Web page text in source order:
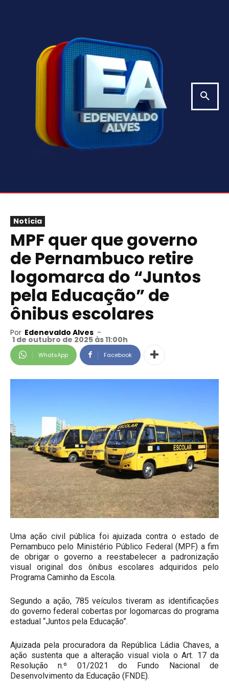
Notícia
MPF quer que governo
de Pernambuco retire
logomarca do “Juntos
pela Educação” de
ônibus escolares
Por Edenevaldo Alves -
1 de outubro de 2025 às 11:00h
WhatsApp Facebook
Uma ação civil pública foi ajuizada contra o estado de
Pernambuco pelo Ministério Público Federal (MPF) a fim
de obrigar o governo a reestabelecer a padronização
visual original dos ônibus escolares adquiridos pelo
Programa Caminho da Escola.
Segundo a ação, 785 veículos tiveram as identificações
do governo federal cobertas por logomarcas do programa
estadual “Juntos pela Educação”.
Ajuizada pela procuradora da República Ládia Chaves, a
ação sustenta que a alteração visual viola o Art. 17 da
Resolução n.º 01/2021 do Fundo Nacional de
Desenvolvimento da Educação (FNDE).